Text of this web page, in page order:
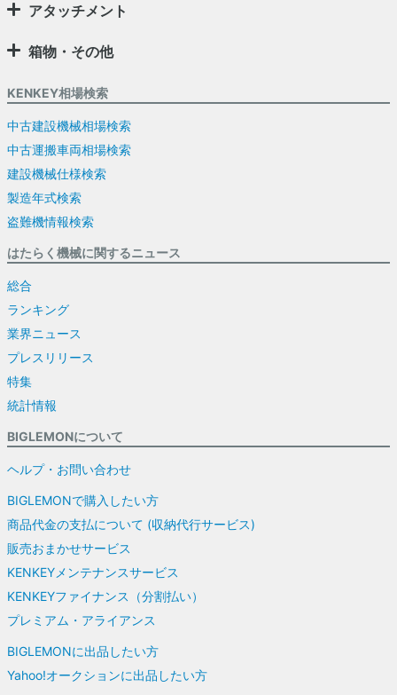
アタッチメント
箱物・その他
KENKEY相場検索
中古建設機械相場検索
中古運搬車両相場検索
建設機械仕様検索
製造年式検索
盗難機情報検索
はたらく機械に関するニュース
総合
ランキング
業界ニュース
プレスリリース
特集
統計情報
BIGLEMONについて
ヘルプ・お問い合わせ
BIGLEMONで購入したい方
商品代金の支払について (収納代行サービス)
販売おまかせサービス
KENKEYメンテナンスサービス
KENKEYファイナンス（分割払い）
プレミアム・アライアンス
BIGLEMONに出品したい方
Yahoo!オークションに出品したい方